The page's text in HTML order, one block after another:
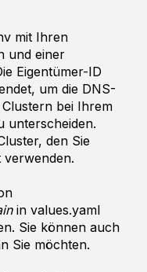
mit Ihren
und einer
Eigentümer-ID
um die DNS-
bei Ihrem
unterscheiden.
den Sie
verwenden.
in values.yaml
Sie können auch
Sie möchten.